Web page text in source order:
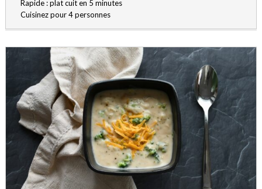
Rapide : plat cuit en 5 minutes
Cuisinez pour 4 personnes